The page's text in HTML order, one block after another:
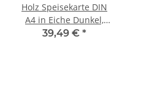
Holz Speisekarte DIN
A4 in Eiche Dunkel,
Menükarte
39,49 € *